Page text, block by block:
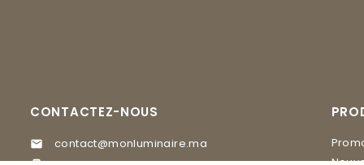
CONTACTEZ-NOUS
 contact@monluminaire.ma